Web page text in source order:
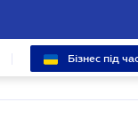
Бізнес під